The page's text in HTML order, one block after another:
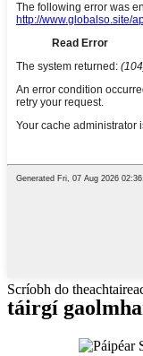
Scríobh do
táirgí